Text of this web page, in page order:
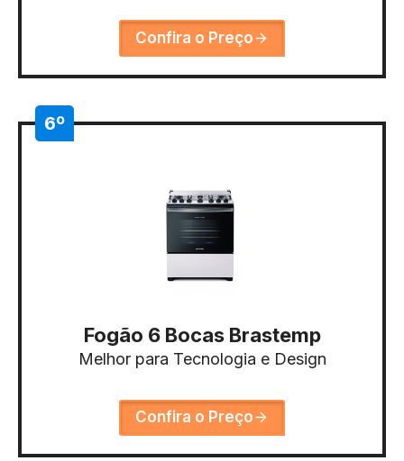
Confira o Preço
6º
Fogão 6 Bocas Brastemp
Melhor para Tecnologia e Design
Confira o Preço